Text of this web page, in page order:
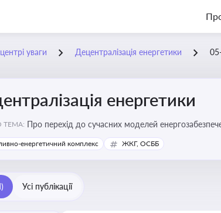
уваги Децентралізація енергетики
енергетики
Про перехід до сучасних моделей
підвищення енергонезалежності громад,
енергетичний комплекс ЖКГ, ОСББ
Усі публікації